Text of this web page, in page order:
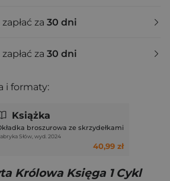
za 30 dni
za 30 dni
i formaty:
Książka
broszurowa ze skrzydełkami
Słów, wyd. 2024
40,99 zł
Królowa Księga 1 Cykl